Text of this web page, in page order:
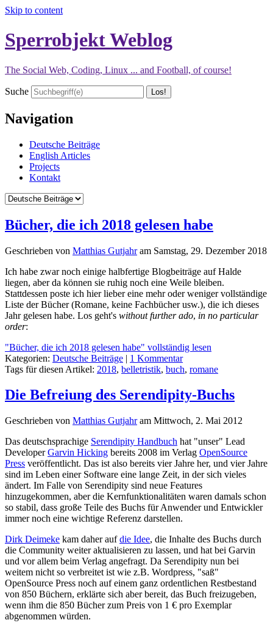
Skip to content
Sperrobjekt Weblog
The Social Web, Coding, Linux ... and Football, of course!
Suche
Navigation
Deutsche Beiträge
English Articles
Projects
Kontakt
Bücher, die ich 2018 gelesen habe
Geschrieben von Matthias Gutjahram Samstag, 29. Dezember 2018
Ich habe zwar noch einige halbfertige Blogbeiträge auf Halde
liegen, aber da können sie ruhig noch eine Weile bleiben.
Stattdessen poste ich hier lieber eine mehr oder weniger vollständige
Liste der Bücher (Romane, keine Fachbücher usw.), die ich dieses
Jahr gelesen habe. Los geht's without further ado, in no particular
order:
"Bücher, die ich 2018 gelesen habe" vollständig lesen
Kategorien: Deutsche Beiträge | 1 Kommentar
Tags für diesen Artikel: 2018, belletristik, buch, romane
Die Befreiung des Serendipity-Buchs
Geschrieben von Matthias Gutjahram Mittwoch, 2. Mai 2012
Das deutschsprachige Serendipity Handbuch hat "unser" Lead
DeveloperGarvin Hicking bereits 2008 im Verlag OpenSource
Press veröffentlicht. Das ist also bereits vier Jahre her, und vier Jahre
sind im Leben einer Software eine lange Zeit, in der sich vieles
ändert. Im Falle von Serendipity sind neue Features
hinzugekommen, aber die Kernfunktionalitäten waren damals schon
so stabil, dass große Teile des Buchs für Anwender und Entwickler
immer noch eine wichtige Referenz darstellen.
Dirk Deimeke kam daher aufdie Idee, die Inhalte des Buchs durch
die Community weiter aktualisieren zu lassen, und hat bei Garvin
und vor allem beim Verlag angefragt. Da Serendipity nun bei
weitem nicht so verbreitet ist wie z.B. Wordpress, "saß"
OpenSource Press noch auf einem ganz ordentlichen Restbestand
von 850 Büchern, erklärte sich aber bereit, das Buch freizugeben,
wenn ihm die 850 Bücher zum Preis von 1 € pro Exemplar
abgenommen würden.